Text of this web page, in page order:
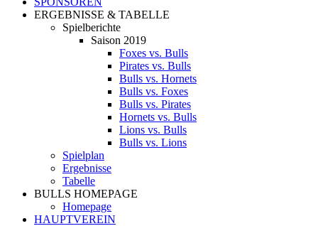
ERGEBNISSE & TABELLE
Spielberichte
Saison 2019
Foxes vs. Bulls
Pirates vs. Bulls
Bulls vs. Hornets
Bulls vs. Foxes
Bulls vs. Pirates
Hornets vs. Bulls
Lions vs. Bulls
Bulls vs. Lions
Spielplan
Ergebnisse
Tabelle
BULLS HOMEPAGE
Homepage
HAUPTVEREIN